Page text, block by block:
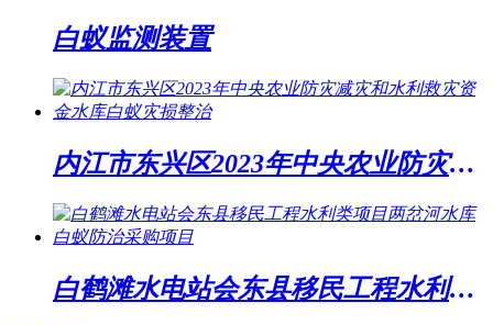
白蚁监测装置
内江市东兴区2023年中央农业防灾减灾和水利救灾资金水库白蚁灾损整治
白鹤滩水电站会东县移民工程水利类项目两岔河水库白蚁防治采购项目